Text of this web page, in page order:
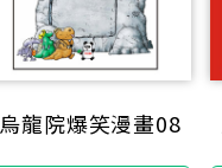
烏龍院爆笑漫畫08